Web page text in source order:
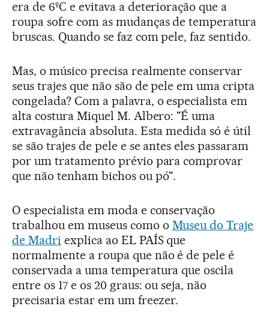
era de 6ºC e evitava a deterioração que a
roupa sofre com as mudanças de temperatura
bruscas. Quando se faz com pele, faz sentido.
Mas, o músico precisa realmente conservar
seus trajes que não são de pele em uma cripta
congelada? Com a palavra, o especialista em
alta costura Miquel M. Albero: "É uma
extravagância absoluta. Esta medida só é útil
se são trajes de pele e se antes eles passaram
por um tratamento prévio para comprovar
que não tenham bichos ou pó".
O especialista em moda e conservação
trabalhou em museus como o Museu do Traje
de Madri explica ao EL PAÍS que
normalmente a roupa que não é de pele é
conservada a uma temperatura que oscila
entre os 17 e os 20 graus: ou seja, não
precisaria estar em um freezer.